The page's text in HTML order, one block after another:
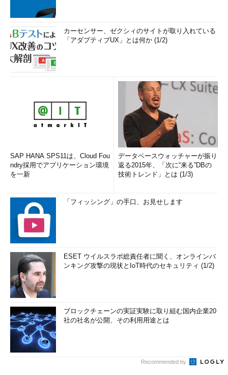
カーセンサー、ゼクシィのサイトが取り入れている
「アダプティブUX」とは何か (1/2)
SAP HANA SPS11は、Cloud Fou
ndry採用でアプリケーション環境
を一新
データベースウォッチャーが振り
返る2015年、「次に“来る”DBの
技術トレンド」とは (1/3)
「フィッシング」の手口、お見せします
ESET ウイルスラボ総責任者に聞く、オンラインバ
ンキング攻撃の現状とIoT時代のセキュリティ (1/2)
ブロックチェーンの実証実験に取り組む国内企業20
社の社名が公開、その利用用途とは
Recommended by